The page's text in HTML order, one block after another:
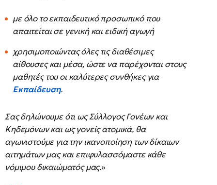
με όλο το εκπαιδευτικό προσωπικό που
απαιτείται σε γενική και ειδική αγωγή
χρησιμοποιώντας όλες τις διαθέσιμες
αίθουσες και μέσα, ώστε να παρέχονται στους
μαθητές του οι καλύτερες συνθήκες για
Εκπαίδευση.
Σας δηλώνουμε ότι ως Σύλλογος Γονέων και
Κηδεμόνων και ως γονείς ατομικά, θα
αγωνιστούμε για την ικανοποίηση των δίκαιων
αιτημάτων μας και επιφυλασσόμαστε κάθε
νόμιμου δικαιώματός μας.»